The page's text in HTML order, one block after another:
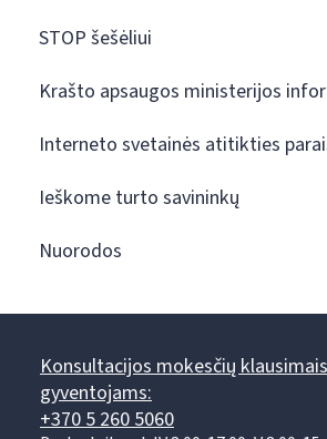
STOP šešėliui
Krašto apsaugos ministerijos
Interneto svetainės atitikties
Ieškome turto savininkų
Nuorodos
Konsultacijos mokesčių
gyventojams:
+370 5 260 5060